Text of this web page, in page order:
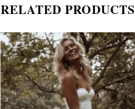
RELATED PRODUCTS